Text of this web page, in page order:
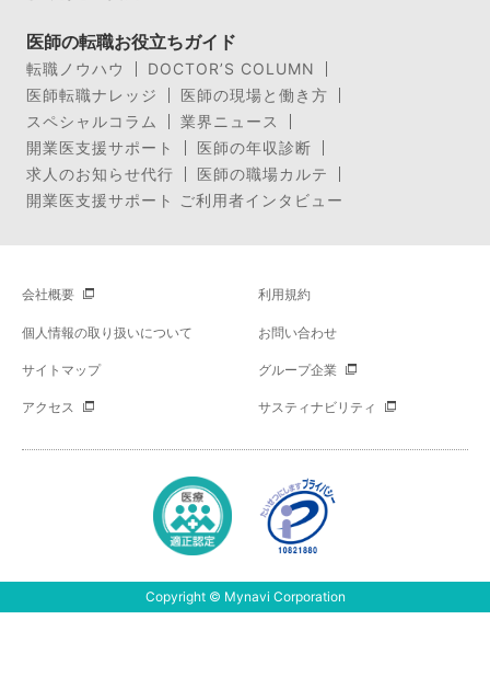
医師の転職お役立ちガイド
転職ノウハウ
DOCTOR’S COLUMN
医師転職ナレッジ
医師の現場と働き方
スペシャルコラム
業界ニュース
開業医支援サポート
医師の年収診断
求人のお知らせ代行
医師の職場カルテ
開業医支援サポート ご利用者インタビュー
会社概要 利用規約
個人情報の取り扱いについて お問い合わせ
サイトマップ グループ企業
アクセス サスティナビリティ
Copyright © Mynavi Corporation